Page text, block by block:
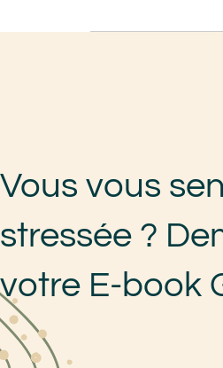
Vous vous
stressée ?
votre E-book